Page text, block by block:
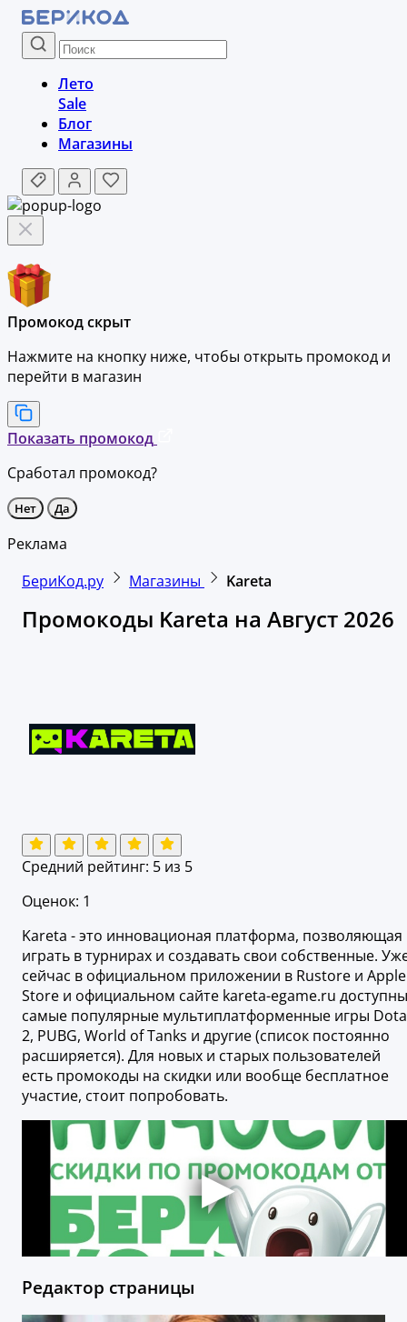
Лето
Sale
Блог
Магазины
Промокод скрыт
Нажмите на кнопку ниже, чтобы открыть промокод и
перейти в магазин
Показать промокод
Сработал промокод?
Нет Да
Реклама
БериКод.ру
Магазины Kareta
Промокоды Kareta на Август 2026
Средний рейтинг: 5 из 5
Оценок: 1
Kareta - это инновационая платформа, позволяющая
играть в турнирах и создавать свои собственные.
сейчас в официальном приложении в Rustore и Apple
Store и официальном сайте kareta-egame.ru доступны
самые популярные мультиплатформенные игры Dota
2, PUBG, World of Tanks и другие (список постоянно
расширяется). Для новых и старых пользователей
есть промокоды на скидки или вообще бесплатное
участие, стоит попробовать.
Редактор страницы